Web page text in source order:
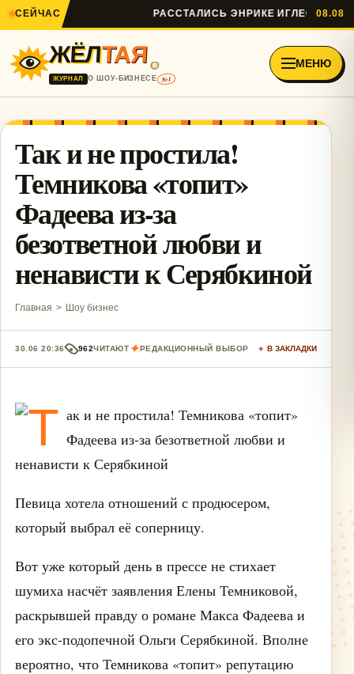
СЕЙЧАС РАССТАЛИСЬ ЭНРИКЕ ИГЛЕСИАС И08.08
ЖЁЛТАЯ
ЖУРНАЛ О ШОУ-БИЗНЕСЕ №1
МЕНЮ
Так и не простила!
Темникова «топит»
Фадеева из-за
безответной любви и
ненависти к Серябкиной
Главная > Шоу бизнес
30.06 20:36 962ЧИТАЮТ✦РЕДАКЦИОННЫЙ ВЫБОР ＋ В ЗАКЛАДКИ
Певица хотела отношений с продюсером,
который выбрал её соперницу.
Вот уже который день в прессе не стихает
шумиха насчёт заявления Елены Темниковой,
раскрывшей правду о романе Макса Фадеева и
его экс-подопечной Ольги Серябкиной. Вполне
вероятно, что Темникова «топит» репутацию